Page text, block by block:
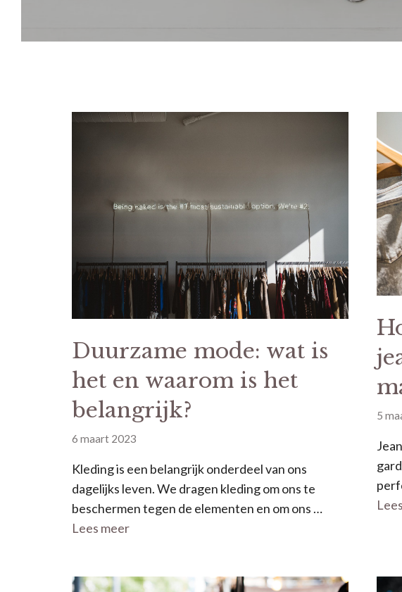
Duurzame mode: wat is
het en waarom is het
belangrijk?
6 maart 2023
Kleding is een belangrijk onderdeel van ons
dagelijks leven. We dragen kleding om ons te
beschermen tegen de elementen en om ons …
Lees meer
5